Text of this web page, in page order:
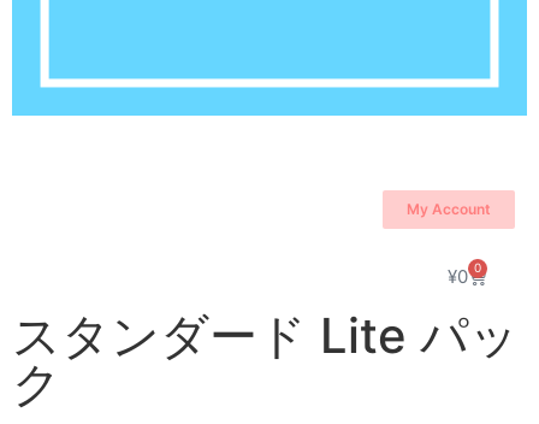
My Account
¥0 0
スタンダード Lite パッ
ク